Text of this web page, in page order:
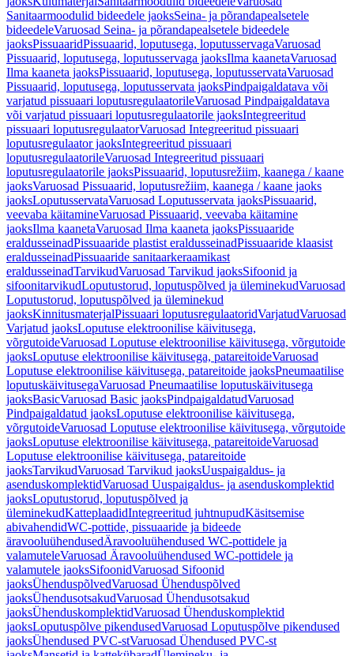
Sanitaarmoodulid bideedele jaoksSeina- ja põrandapealsetele
bideedeleVaruosad Seina- ja põrandapealsetele bideedele
jaoksPissuaaridPissuaarid, loputusega, loputusservagaVaruosad
Pissuaarid, loputusega, loputusservaga jaoksIlma kaanetaVaruosad
Ilma kaaneta jaoksPissuaarid, loputusega, loputusservataVaruosad
Pissuaarid, loputusega, loputusservata jaoksPindpaigaldatava või
varjatud pissuaari loputusregulaatorileVaruosad Pindpaigaldatava
või varjatud pissuaari loputusregulaatorile jaoksIntegreeritud
pissuaari loputusregulaatorVaruosad Integreeritud pissuaari
loputusregulaator jaoksIntegreeritud pissuaari
loputusregulaatorileVaruosad Integreeritud pissuaari
loputusregulaatorile jaoksPissuaarid, loputusrežiim, kaanega / kaane
jaoksVaruosad Pissuaarid, loputusrežiim, kaanega / kaane jaoks
jaoksLoputusservataVaruosad Loputusservata jaoksPissuaarid,
veevaba käitamineVaruosad Pissuaarid, veevaba käitamine
jaoksIlma kaanetaVaruosad Ilma kaaneta jaoksPissuaaride
eraldusseinadPissuaaride plastist eraldusseinadPissuaaride klaasist
eraldusseinadPissuaaride sanitaarkeraamikast
eraldusseinadTarvikudVaruosad Tarvikud jaoksSifoonid ja
sifoonitarvikudLoputustorud, loputuspõlved ja üleminekudVaruosad
Loputustorud, loputuspõlved ja üleminekud
jaoksKinnitusmaterjalPissuaari loputusregulaatoridVarjatudVaruosad
Varjatud jaoksLoputuse elektroonilise käivitusega,
võrgutoideVaruosad Loputuse elektroonilise käivitusega, võrgutoide
jaoksLoputuse elektroonilise käivitusega, patareitoideVaruosad
Loputuse elektroonilise käivitusega, patareitoide jaoksPneumaatilise
loputuskäivitusegaVaruosad Pneumaatilise loputuskäivitusega
jaoksBasicVaruosad Basic jaoksPindpaigaldatudVaruosad
Pindpaigaldatud jaoksLoputuse elektroonilise käivitusega,
võrgutoideVaruosad Loputuse elektroonilise käivitusega, võrgutoide
jaoksLoputuse elektroonilise käivitusega, patareitoideVaruosad
Loputuse elektroonilise käivitusega, patareitoide
jaoksTarvikudVaruosad Tarvikud jaoksUuspaigaldus- ja
asenduskomplektidVaruosad Uuspaigaldus- ja asenduskomplektid
jaoksLoputustorud, loputuspõlved ja
üleminekudKatteplaadidIntegreeritud juhtnupudKäsitsemise
abivahendidWC-pottide, pissuaaride ja bideede
äravooluühendusedÄravooluühendused WC-pottidele ja
valamuteleVaruosad Äravooluühendused WC-pottidele ja
valamutele jaoksSifoonidVaruosad Sifoonid
jaoksÜhenduspõlvedVaruosad Ühenduspõlved
jaoksÜhendusotsakudVaruosad Ühendusotsakud
jaoksÜhenduskomplektidVaruosad Ühenduskomplektid
jaoksLoputuspõlve pikendusedVaruosad Loputuspõlve pikendused
jaoksÜhendused PVC-stVaruosad Ühendused PVC-st